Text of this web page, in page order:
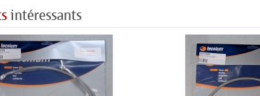
intéressants